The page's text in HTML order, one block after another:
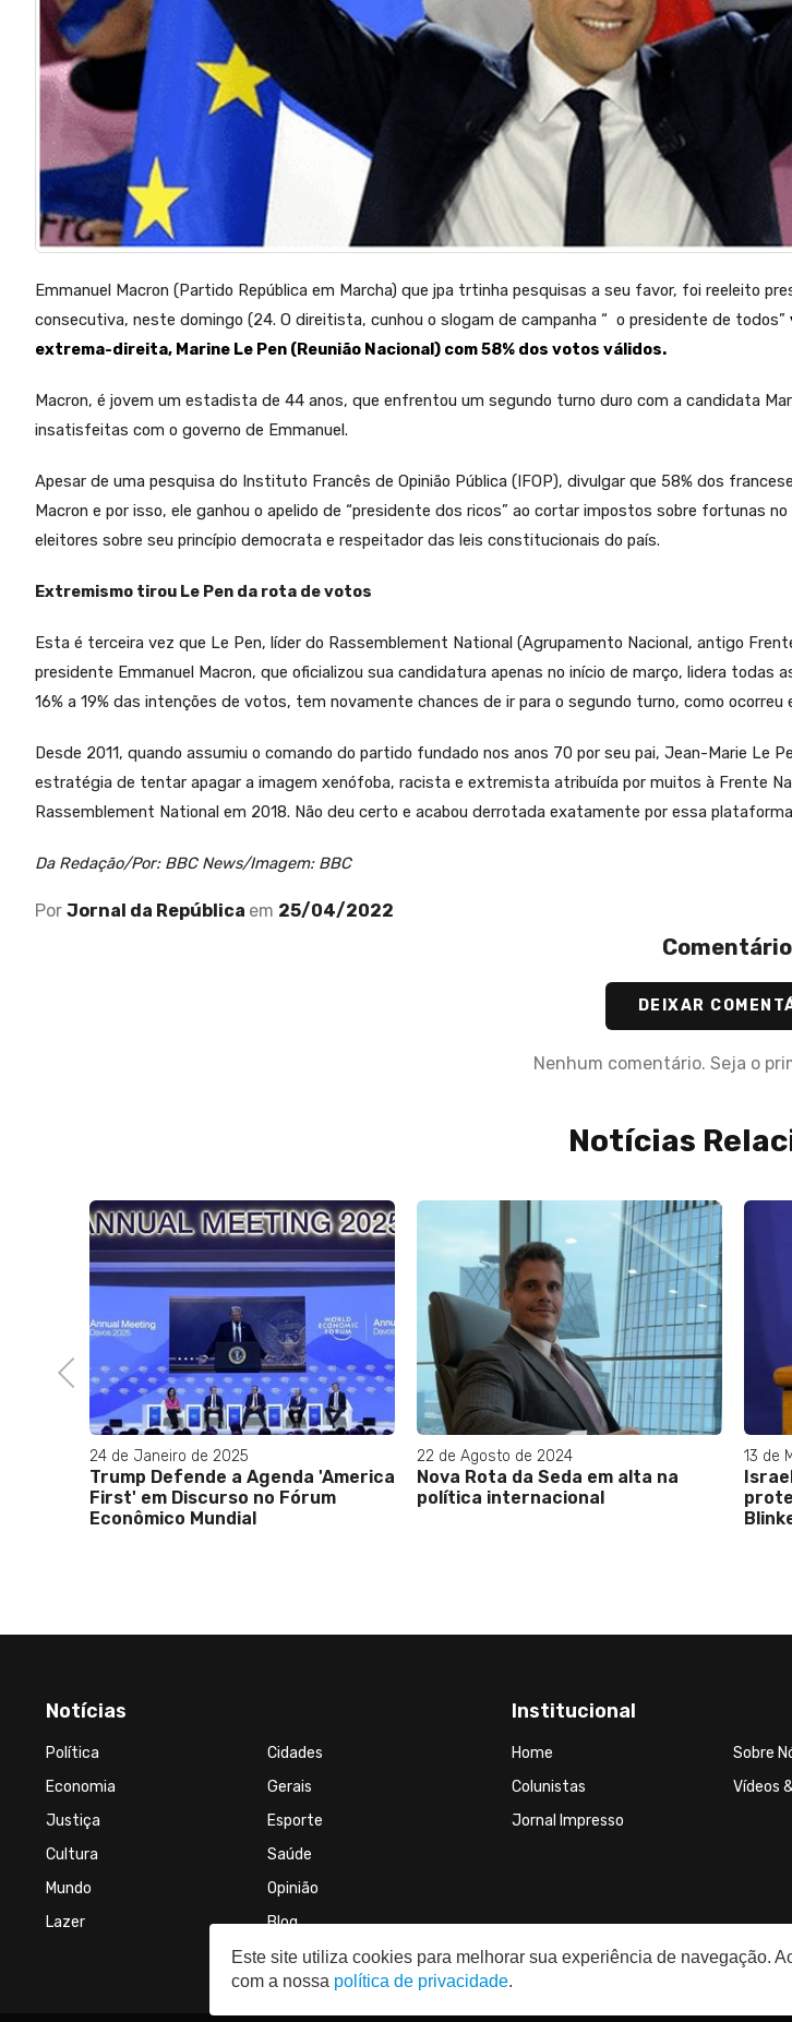
Emmanuel Macron (Partido República em Marcha) que jpa trtinha pesquisas a seu favor, foi reeleito
consecutiva, neste domingo (24. O direitista, cunhou o slogam de campanha “ o presidente de todos”
extrema-direita, Marine Le Pen (Reunião Nacional) com 58% dos votos válidos.
Macron, é jovem um estadista de 44 anos, que enfrentou um segundo turno duro com a candidata
insatisfeitas com o governo de Emmanuel.
Apesar de uma pesquisa do Instituto Francês de Opinião Pública (IFOP), divulgar que 58% dos
Macron e por isso, ele ganhou o apelido de “presidente dos ricos” ao cortar impostos sobre fortunas
eleitores sobre seu princípio democrata e respeitador das leis constitucionais do país.
Extremismo tirou Le Pen da rota de votos
Esta é terceira vez que Le Pen, líder do Rassemblement National (Agrupamento Nacional, antigo
presidente Emmanuel Macron, que oficializou sua candidatura apenas no início de março, lidera todas
16% a 19% das intenções de votos, tem novamente chances de ir para o segundo turno, como ocorreu
Desde 2011, quando assumiu o comando do partido fundado nos anos 70 por seu pai, Jean-Marie Le
estratégia de tentar apagar a imagem xenófoba, racista e extremista atribuída por muitos à Frente
Rassemblement National em 2018. Não deu certo e acabou derrotada exatamente por essa
Da Redação/Por: BBC News/Imagem: BBC
Por Jornal da República em 25/04/2022
DEIXAR
Nenhum comentário. Seja o
Notícias
Previous
24 de Janeiro de 2025
Trump Defende a Agenda 'America
First' em Discurso no Fórum
Econômico Mundial
22 de Agosto de 2024
Nova Rota da Seda em alta na
política internacional
13 de
Notícias
Política
Cidades
Economia
Gerais
Justiça
Esporte
Cultura
Saúde
Mundo
Opinião
Lazer
Blog
Institucional
Home
Sobre
Colunistas
Vídeos
Jornal Impresso
Este site utiliza cookies para melhorar sua experiência de navegação.
com a nossa política de privacidade.